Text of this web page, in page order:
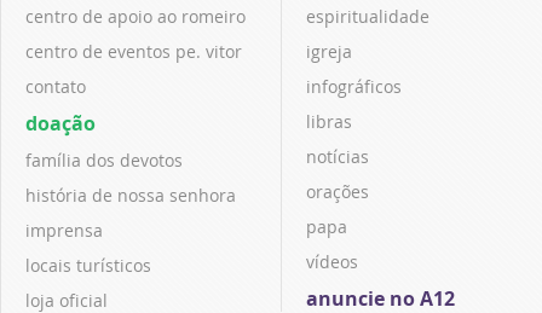
centro de apoio ao romeiro
centro de eventos pe. vitor
contato
doação
família dos devotos
história de nossa senhora
imprensa
locais turísticos
loja oficial
espiritualidade
igreja
infográficos
libras
notícias
orações
papa
vídeos
anuncie no A12